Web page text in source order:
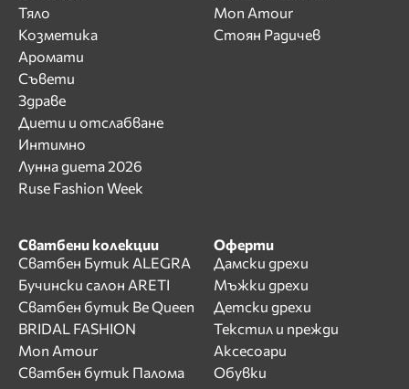
Тяло
Козметика
Аромати
Съвети
Здраве
Диети и отслабване
Интимно
Лунна диета 2026
Ruse Fashion Week
Mon Amour
Стоян Радичев
Сватбени колекции
Сватбен Бутик ALEGRA
Бучински салон ARETI
Сватбен бутик Be Queen
BRIDAL FASHION
Mon Amour
Сватбен бутик Палома
Оферти
Дамски дрехи
Мъжки дрехи
Детски дрехи
Текстил и прежди
Аксесоари
Обувки